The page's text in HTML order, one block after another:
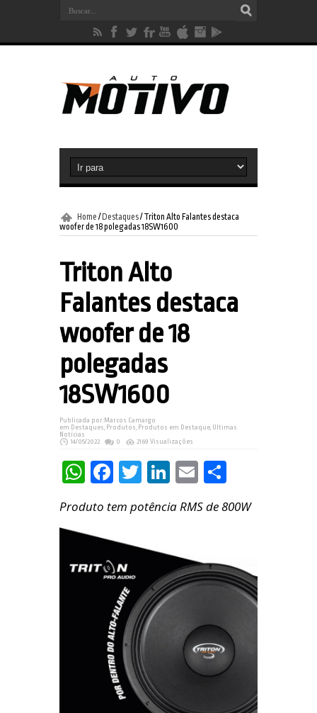
Home / Destaques/Triton Alto Falantes destaca
woofer de 18 polegadas 18SW1600
Triton Alto
Falantes destaca
woofer de 18
polegadas
18SW1600
Publicada por: Marcos Camargo
em Destaques, Produtos, Produtos em Destaque, Últimas
Notícias
14/05/2022
0 2169 Visualizações
WhatsApp
Facebook
Twitter
LinkedIn
Email
Produto tem potência RMS de 800W